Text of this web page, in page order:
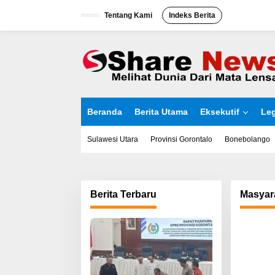
Tentang Kami Indeks Berita
Beranda Berita Utama Eksekutif
Sulawesi Utara Provinsi Gorontalo Bonebolango
Berita Terbaru